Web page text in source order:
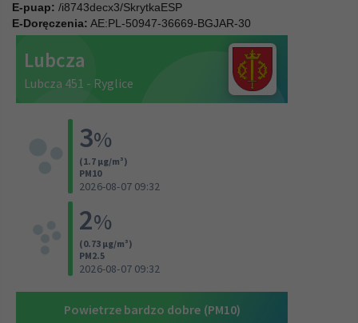
E-puap: /i8743decx3/SkrytkaESP
E-Doręczenia: AE:PL-50947-36669-BGJAR-30